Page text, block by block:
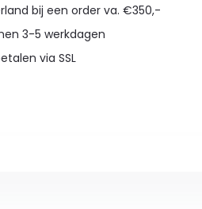
bij een order va. €350,-
3-5 werkdagen
via SSL